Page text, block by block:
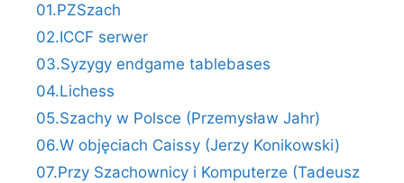
01.PZSzach
02.ICCF serwer
03.Syzygy endgame tablebases
04.Lichess
05.Szachy w Polsce (Przemysław Jahr)
06.W objęciach Caissy (Jerzy Konikowski)
07.Przy Szachownicy i Komputerze (Tadeusz